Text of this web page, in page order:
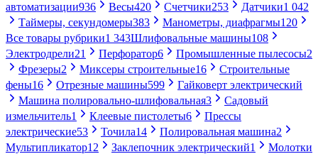
автоматизации936 Весы420 Счетчики253 Датчики1 042
Таймеры, секундомеры383 Манометры, диафрагмы120
Все товары рубрики1 343Шлифовальные машины108
Электродрели21 Перфоратор6 Промышленные пылесосы2
Фрезеры2 Миксеры строительные16
Строительные
фены16 Отрезные машины599
Гайковерт электрический
Машина полировально-шлифовальная3
Садовый
измельчитель1 Клеевые пистолеты6
Прессы
электрические53 Точила14 Полировальная машина2
Мультипликатор12 Заклепочник электрический1
Молотки